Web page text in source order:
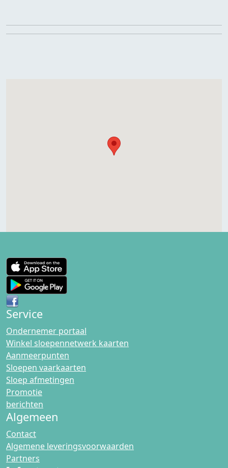
Service
Ondernemer portaal
Winkel sloepennetwerk kaarten
Aanmeerpunten
Sloepen vaarkaarten
Sloep afmetingen
Promotie
berichten
Algemeen
Contact
Algemene leveringsvoorwaarden
Partners